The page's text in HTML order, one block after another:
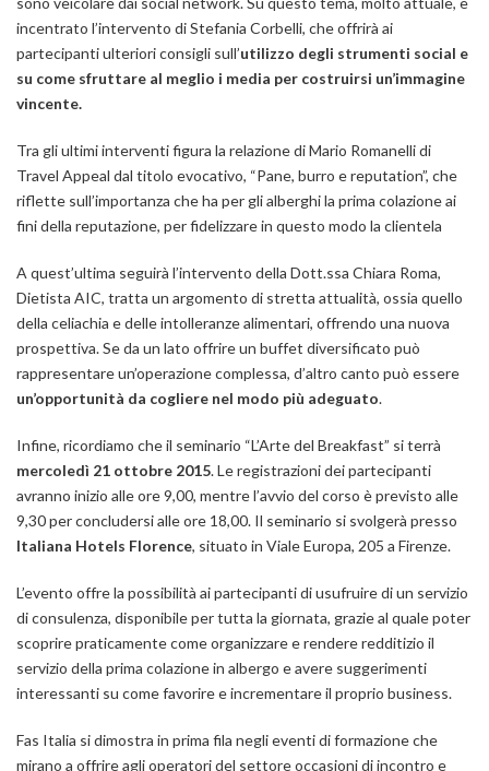
incentrato l’intervento di Stefania Corbelli, che offrirà ai
partecipanti ulteriori consigli sull’utilizzo degli strumenti social e
su come sfruttare al meglio i media per costruirsi un’immagine
vincente.
Tra gli ultimi interventi figura la relazione di Mario Romanelli di
Travel Appeal dal titolo evocativo, “Pane, burro e reputation”, che
riflette sull’importanza che ha per gli alberghi la prima colazione ai
fini della reputazione, per fidelizzare in questo modo la clientela
A quest’ultima seguirà l’intervento della Dott.ssa Chiara Roma,
Dietista AIC, tratta un argomento di stretta attualità, ossia quello
della celiachia e delle intolleranze alimentari, offrendo una nuova
prospettiva. Se da un lato offrire un buffet diversificato può
rappresentare un’operazione complessa, d’altro canto può essere
un’opportunità da cogliere nel modo più adeguato.
Infine, ricordiamo che il seminario “L’Arte del Breakfast” si terrà
mercoledì 21 ottobre 2015. Le registrazioni dei partecipanti
avranno inizio alle ore 9,00, mentre l’avvio del corso è previsto alle
9,30 per concludersi alle ore 18,00. Il seminario si svolgerà presso
Italiana Hotels Florence, situato in Viale Europa, 205 a Firenze.
L’evento offre la possibilità ai partecipanti di usufruire di un servizio
di consulenza, disponibile per tutta la giornata, grazie al quale poter
scoprire praticamente come organizzare e rendere redditizio il
servizio della prima colazione in albergo e avere suggerimenti
interessanti su come favorire e incrementare il proprio business.
Fas Italia si dimostra in prima fila negli eventi di formazione che
mirano a offrire agli operatori del settore occasioni di incontro e